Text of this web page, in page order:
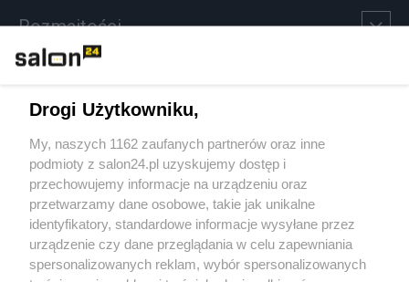
Rozmaitości
Sport
Społeczeństwo
Kultura
Drogi Użytkowniku,
My, naszych 1162 zaufanych partnerów oraz inne
podmioty z salon24.pl uzyskujemy dostęp i
przechowujemy informacje na urządzeniu oraz
przetwarzamy dane osobowe, takie jak unikalne
identyfikatory, standardowe informacje wysyłane przez
urządzenie czy dane przeglądania w celu zapewniania
spersonalizowanych reklam, wybór spersonalizowanych